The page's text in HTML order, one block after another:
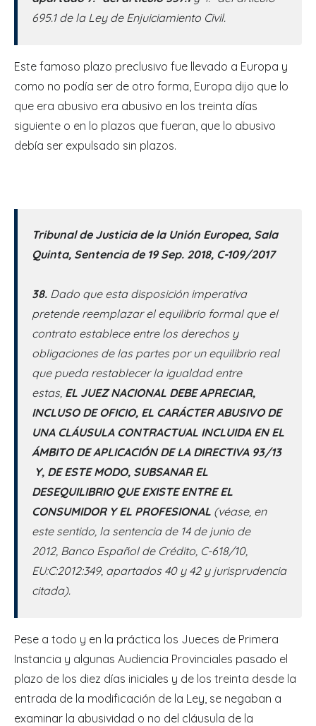
695.1 de la Ley de Enjuiciamiento Civil.
Este famoso plazo preclusivo fue llevado a Europa y
como no podía ser de otro forma, Europa dijo que lo
que era abusivo era abusivo en los treinta días
siguiente o en lo plazos que fueran, que lo abusivo
debía ser expulsado sin plazos.
Tribunal de Justicia de la Unión Europea, Sala
Quinta, Sentencia de 19 Sep. 2018, C-109/2017
38. Dado que esta disposición imperativa
pretende reemplazar el equilibrio formal que el
contrato establece entre los derechos y
obligaciones de las partes por un equilibrio real
que pueda restablecer la igualdad entre
estas, EL JUEZ NACIONAL DEBE APRECIAR,
INCLUSO DE OFICIO, EL CARÁCTER ABUSIVO DE
UNA CLÁUSULA CONTRACTUAL INCLUIDA EN EL
ÁMBITO DE APLICACIÓN DE LA DIRECTIVA 93/13
Y, DE ESTE MODO, SUBSANAR EL
DESEQUILIBRIO QUE EXISTE ENTRE EL
CONSUMIDOR Y EL PROFESIONAL (véase, en
este sentido, la sentencia de 14 de junio de
2012, Banco Español de Crédito, C-618/10,
EU:C:2012:349, apartados 40 y 42 y jurisprudencia
citada).
Pese a todo y en la práctica los Jueces de Primera
Instancia y algunas Audiencia Provinciales pasado el
plazo de los diez días iniciales y de los treinta desde la
entrada de la modificación de la Ley, se negaban a
examinar la abusividad o no del cláusula de la